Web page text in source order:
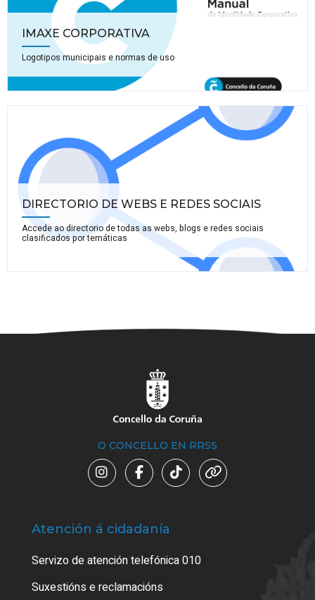
IMAXE CORPORATIVA
Logotipos municipais e normas de uso
DIRECTORIO DE WEBS E REDES SOCIAIS
Accede ao directorio de todas as webs, blogs e redes sociais
clasificados por temáticas
O CONCELLO EN RRSS
Atención á cidadanía
Servizo de atención telefónica 010
Suxestións e reclamacións